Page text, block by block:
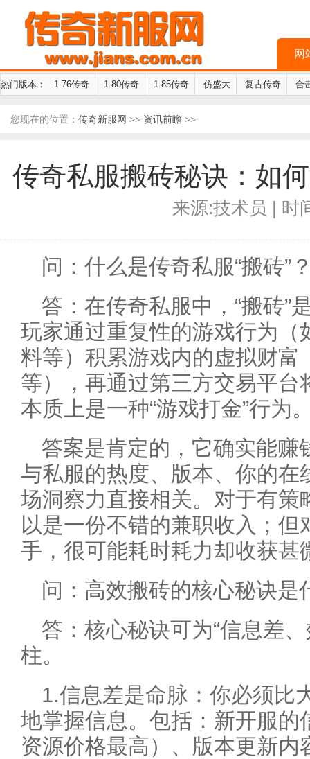
网
热门版本： 1.76传奇 1.80传奇 1.85传奇 仿盛大 复古传奇 合
您现在的位置： 传奇新服网 >> 资讯前瞻 >>
传奇私服搬砖秘诀：如
来源:技术员 | 时
问：什么是传奇私服“搬砖”
答：在传奇私服中，“搬砖”
玩家通过重复性的游戏行为（
料等）积累游戏内的虚拟财富
等），再通过第三方交易平台
本质上是一种“游戏打金”行为
答案是肯定的，它确实能赚
与私服的热度、版本、你的在
场洞察力直接相关。对于有策
以是一份不错的兼职收入；
手，很可能耗时耗力却收获甚
问：高效搬砖的核心秘诀是
答：核心秘诀可为“信息差
柱。
1.信息差是命脉：你必须比
地掌握信息。包括：新开服的
资源价格最高）、版本更新